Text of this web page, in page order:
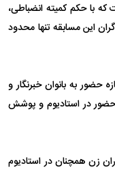
با حکم کمیته انضباطی،
این مسابقه تنها محدود
حضور به بانوان خبرنگار و
حضور در استادیوم و پوشش
زن همچنان در استادیوم